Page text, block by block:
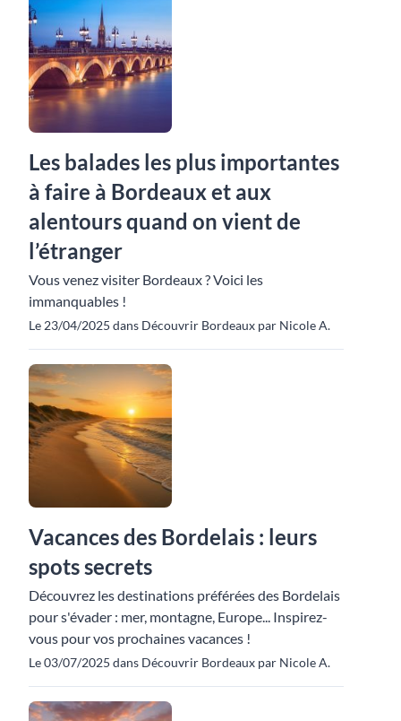
Les balades les plus importantes
à faire à Bordeaux et aux
alentours quand on vient de
l’étranger
Vous venez visiter Bordeaux ? Voici les
immanquables !
Le 23/04/2025 dans Découvrir Bordeaux par Nicole A.
Vacances des Bordelais : leurs
spots secrets
Découvrez les destinations préférées des Bordelais
pour s'évader : mer, montagne, Europe... Inspirez-
vous pour vos prochaines vacances !
Le 03/07/2025 dans Découvrir Bordeaux par Nicole A.